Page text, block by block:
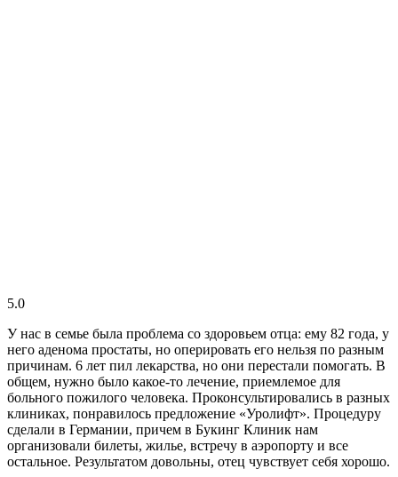
5.0
У нас в семье была проблема со здоровьем отца: ему 82 года, у
него аденома простаты, но оперировать его нельзя по разным
причинам. 6 лет пил лекарства, но они перестали помогать. В
общем, нужно было какое-то лечение, приемлемое для
больного пожилого человека. Проконсультировались в разных
клиниках, понравилось предложение «Уролифт». Процедуру
сделали в Германии, причем в Букинг Клиник нам
организовали билеты, жилье, встречу в аэропорту и все
остальное. Результатом довольны, отец чувствует себя хорошо.